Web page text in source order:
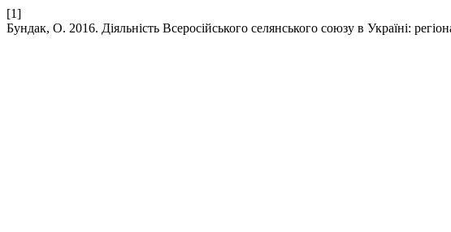
[1]
Бундак, О. 2016. Діяльність Всеросійського селянського союзу в Україні: